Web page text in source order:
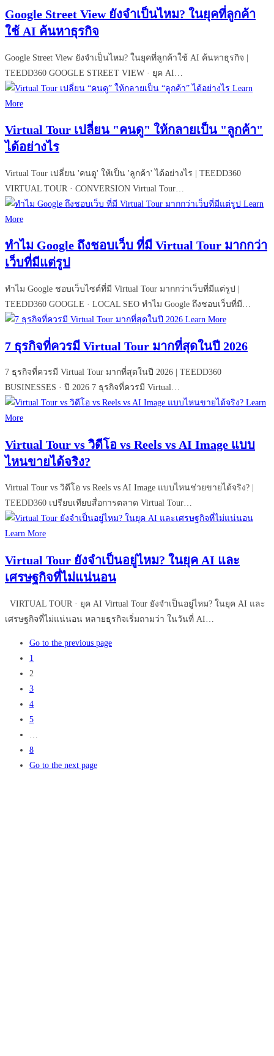
Google Street View ยังจำเป็นไหม? ในยุคที่ลูกค้า
ใช้ AI ค้นหาธุรกิจ
Google Street View ยังจำเป็นไหม? ในยุคที่ลูกค้าใช้ AI ค้นหาธุรกิจ |
TEEDD360 GOOGLE STREET VIEW · ยุค AI…
Learn
More
Virtual Tour เปลี่ยน "คนดู" ให้กลายเป็น "ลูกค้า"
ได้อย่างไร
Virtual Tour เปลี่ยน 'คนดู' ให้เป็น 'ลูกค้า' ได้อย่างไร | TEEDD360
VIRTUAL TOUR · CONVERSION Virtual Tour…
Learn
More
ทำไม Google ถึงชอบเว็บ ที่มี Virtual Tour มากกว่า
เว็บที่มีแต่รูป
ทำไม Google ชอบเว็บไซต์ที่มี Virtual Tour มากกว่าเว็บที่มีแต่รูป |
TEEDD360 GOOGLE · LOCAL SEO ทำไม Google ถึงชอบเว็บที่มี…
Learn More
7 ธุรกิจที่ควรมี Virtual Tour มากที่สุดในปี 2026
7 ธุรกิจที่ควรมี Virtual Tour มากที่สุดในปี 2026 | TEEDD360
BUSINESSES · ปี 2026 7 ธุรกิจที่ควรมี Virtual…
Learn
More
Virtual Tour vs วิดีโอ vs Reels vs AI Image แบบ
ไหนขายได้จริง?
Virtual Tour vs วิดีโอ vs Reels vs AI Image แบบไหนช่วยขายได้จริง? |
TEEDD360 เปรียบเทียบสื่อการตลาด Virtual Tour…
Learn More
Virtual Tour ยังจําเป็นอยู่ไหม? ในยุค AI และ
เศรษฐกิจที่ไม่แน่นอน
VIRTUAL TOUR · ยุค AI Virtual Tour ยังจำเป็นอยู่ไหม? ในยุค AI และ
เศรษฐกิจที่ไม่แน่นอน หลายธุรกิจเริ่มถามว่า ในวันที่ AI…
Go to the previous page
1
2
3
4
5
8
Go to the next page